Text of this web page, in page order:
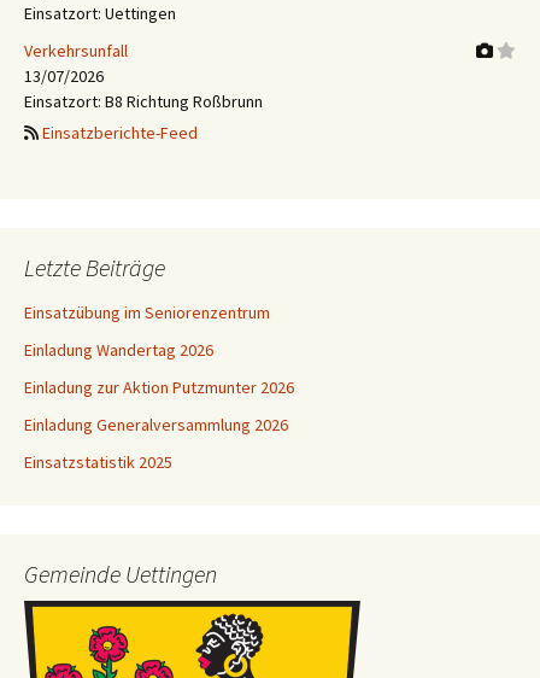
Einsatzort: Uettingen
Verkehrsunfall
13/07/2026
Einsatzort: B8 Richtung Roßbrunn
Einsatzberichte-Feed
Letzte Beiträge
Einsatzübung im Seniorenzentrum
Einladung Wandertag 2026
Einladung zur Aktion Putzmunter 2026
Einladung Generalversammlung 2026
Einsatzstatistik 2025
Gemeinde Uettingen